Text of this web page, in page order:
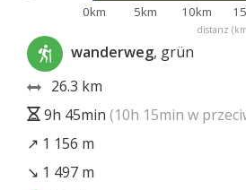
distanz
0km 5km 10km
wanderweg, grün
26.3 km
9h 45min (10h 15min w
↗ 1 156 m
↘ 1 497 m